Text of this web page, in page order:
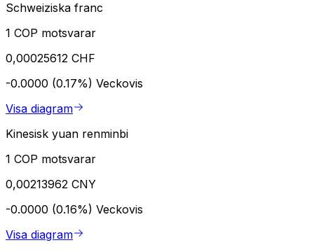
Schweiziska franc
1 COP motsvarar
0,00025612 CHF
-0.0000 (0.17%) Veckovis
Visa diagram
Kinesisk yuan renminbi
1 COP motsvarar
0,00213962 CNY
-0.0000 (0.16%) Veckovis
Visa diagram